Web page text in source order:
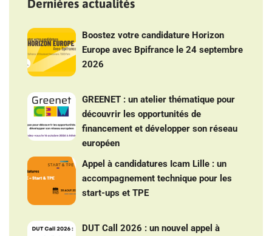
Dernières actualités
Boostez votre candidature Horizon
Europe avec Bpifrance le 24 septembre
2026
GREENET : un atelier thématique pour
découvrir les opportunités de
financement et développer son réseau
européen
Appel à candidatures Icam Lille : un
accompagnement technique pour les
start-ups et TPE
DUT Call 2026 : un nouvel appel à